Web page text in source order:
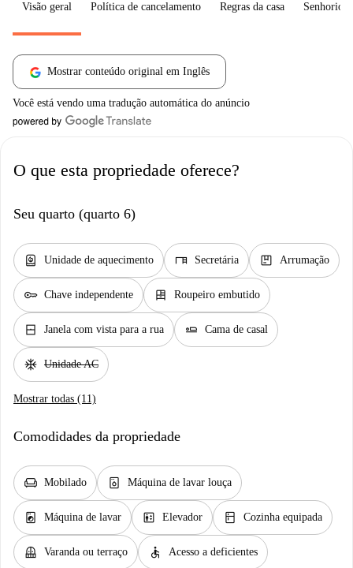
Visão geral Política de cancelamento Regras da casa Senhorio
Mostrar conteúdo original em Inglês
Você está vendo uma tradução automática do anúncio
O que esta propriedade oferece?
Seu quarto (quarto 6)
water_heater Unidade de aquecimento desk Secretária package Arrumação
key Chave independente dresser Roupeiro embutido
window_closed Janela com vista para a rua airline_seat_flat Cama de casal
ac_unit Unidade AC
Mostrar todas (11)
Comodidades da propriedade
chair Mobilado dishwasher_gen Máquina de lavar louça
local_laundry_service Máquina de lavar elevator Elevador kitchen Cozinha equipada
balcony Varanda ou terraço accessible Acesso a deficientes